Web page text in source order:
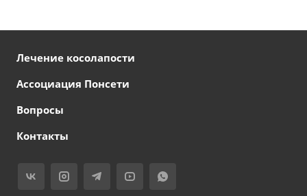
Лечение косолапости
Ассоциация Понсети
Вопросы
Контакты